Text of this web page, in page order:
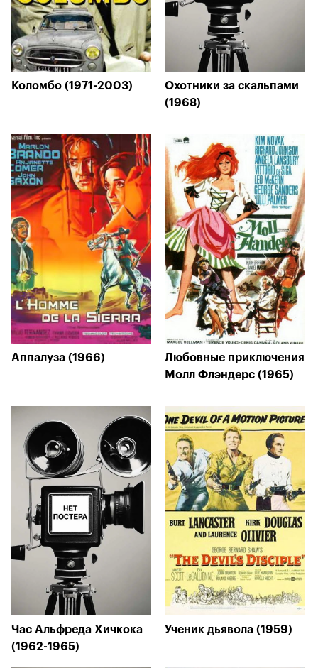
Коломбо (1971-2003)
Охотники за скальпами
(1968)
Аппалуза (1966)
Любовные приключения
Молл Флэндерс (1965)
Час Альфреда Хичкока
(1962-1965)
Ученик дьявола (1959)